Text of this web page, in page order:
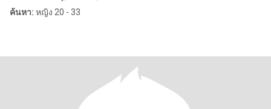
ค้นหา: หญิง 20 - 33